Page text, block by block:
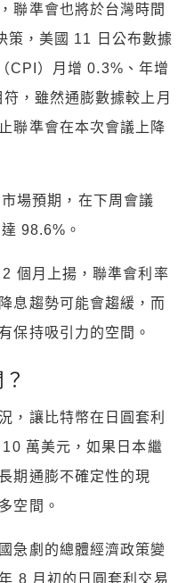
聯準會也將於台灣時間
策，美國 11 日公布數據
CPI）月增 0.3%、年增
，雖然通膨數據較上月
聯準會在本次會議上降
市場預期，在下周會議
98.6%。
個月上揚，聯準會利率
息趨勢可能會趨緩，而
保持吸引力的空間。
，讓比特幣在日圓套利
萬美元，如果日本繼
期通膨不確定性的現
空間。
急劇的總體經濟政策變
8 月初的日圓套利交易